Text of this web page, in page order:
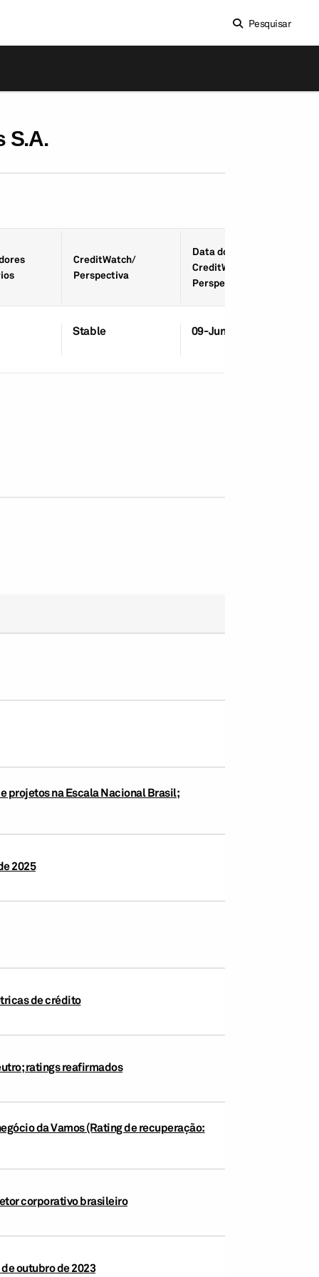
Pesquisar
S.A.
CreditWatch/
Perspectiva
Data do
CreditWatch/
Perspectiva
Stable 09-Jun-2021
projetos na Escala Nacional Brasil;
2025
de crédito
ratings reafirmados
da Vamos (Rating de recuperação:
corporativo brasileiro
outubro de 2023